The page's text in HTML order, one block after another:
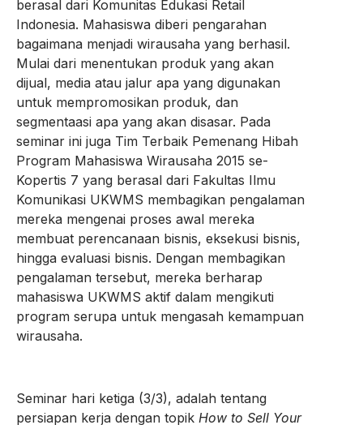
berasal dari Komunitas Edukasi Retail
Indonesia. Mahasiswa diberi pengarahan
bagaimana menjadi wirausaha yang berhasil.
Mulai dari menentukan produk yang akan
dijual, media atau jalur apa yang digunakan
untuk mempromosikan produk, dan
segmentaasi apa yang akan disasar. Pada
seminar ini juga Tim Terbaik Pemenang Hibah
Program Mahasiswa Wirausaha 2015 se-
Kopertis 7 yang berasal dari Fakultas Ilmu
Komunikasi UKWMS membagikan pengalaman
mereka mengenai proses awal mereka
membuat perencanaan bisnis, eksekusi bisnis,
hingga evaluasi bisnis. Dengan membagikan
pengalaman tersebut, mereka berharap
mahasiswa UKWMS aktif dalam mengikuti
program serupa untuk mengasah kemampuan
wirausaha.
Seminar hari ketiga (3/3), adalah tentang
persiapan kerja dengan topik How to Sell Your